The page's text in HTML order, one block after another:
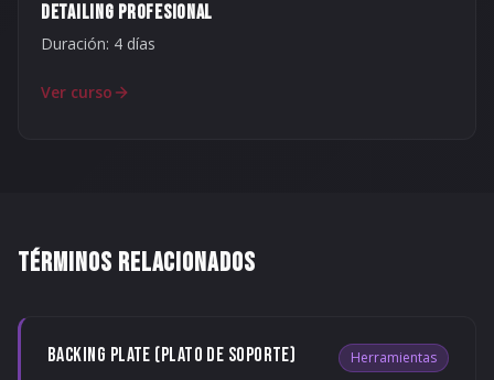
DETAILING PROFESIONAL
Duración: 4 días
Ver curso
TÉRMINOS RELACIONADOS
BACKING PLATE (PLATO DE SOPORTE) Herramientas